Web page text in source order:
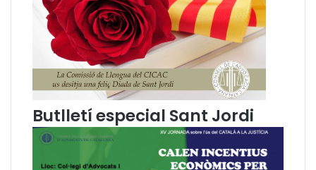
i
x
a
’
E
n
a
t
Butlletí especial Sant Jordi